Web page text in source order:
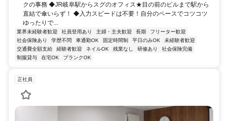
クの事務 ◆JR岐阜駅からスグのオフィス★目の前のビルまで駅から
直結で傘いらず！ ◆入力スピードは不要！自分のペースでコツコツ
ゆったりで...
業界未経験者歓迎 社員登用あり 主婦・主夫歓迎 長期
フリーター歓迎
社会保険あり
学歴不問 車通勤OK 固定時間制 平日のみOK
未経験者歓迎
交通費全額支給
経験者歓迎 ネイルOK 残業なし 研修あり
社会保険完備
制服貸与
在宅OK ブランクOK
正社員